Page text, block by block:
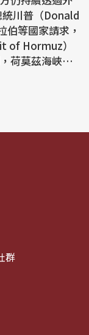
等國家請求，
of Hormuz）
荷莫茲海峽
群